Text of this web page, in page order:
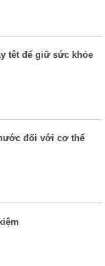
têt để giữ sức khỏe
đối với cơ thể